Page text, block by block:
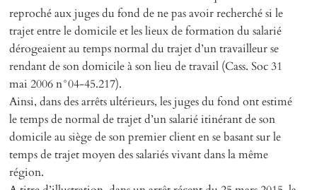
reproché aux juges du fond de ne pas avoir recherché si le
trajet entre le domicile et les lieux de formation du salarié
dérogeaient au temps normal du trajet d’un travailleur se
rendant de son domicile à son lieu de travail (Cass. Soc 31
mai 2006 n°04-45.217).
Ainsi, dans des arrêts ultérieurs, les juges du fond ont estimé
le temps de normal de trajet d’un salarié itinérant de son
domicile au siège de son premier client en se basant sur le
temps de trajet moyen des salariés vivant dans la même
région.